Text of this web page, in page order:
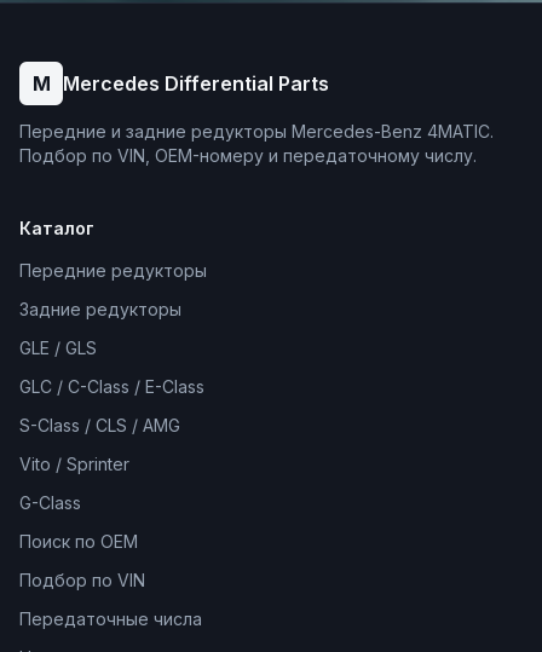
M Mercedes Differential Parts
Передние и задние редукторы Mercedes-Benz 4MATIC.
Подбор по VIN, OEM-номеру и передаточному числу.
Каталог
Передние редукторы
Задние редукторы
GLE / GLS
GLC / C-Class / E-Class
S-Class / CLS / AMG
Vito / Sprinter
G-Class
Поиск по OEM
Подбор по VIN
Передаточные числа